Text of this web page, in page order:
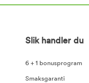
Slik handler du
6 + 1 bonusprogram
Smaksgaranti